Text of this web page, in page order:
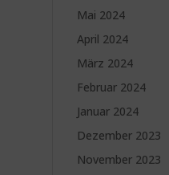
Mai 2024
April 2024
März 2024
Februar 2024
Januar 2024
Dezember 2023
November 2023